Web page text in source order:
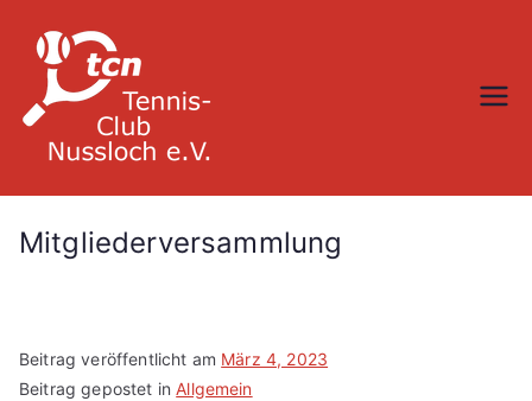
Inhalt
springen
Mitgliederversammlung
Beitrag veröffentlicht am März 4, 2023
Beitrag gepostet inAllgemein